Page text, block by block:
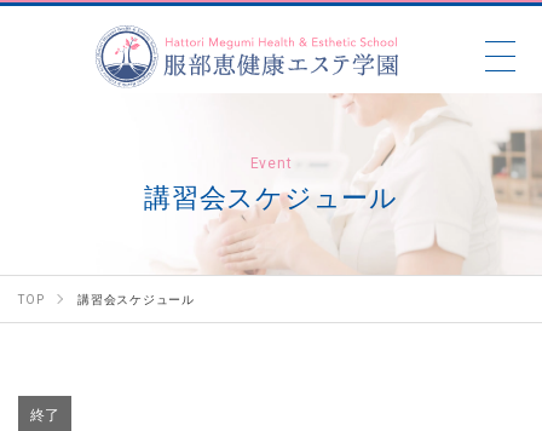
Event
講習会スケジュール
TOP 講習会スケジュール
終了